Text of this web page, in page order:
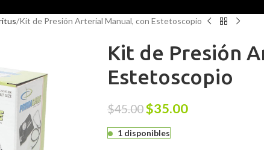
Kit de Presión Arterial Manual, con Estetoscopio
Kit de Presión
Estetoscopio
$45.00$35.00
1 disponibles